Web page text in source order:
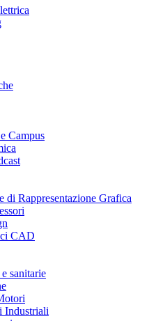
Campus
di Rappresentazione Grafica
CAD
sanitarie
Industriali